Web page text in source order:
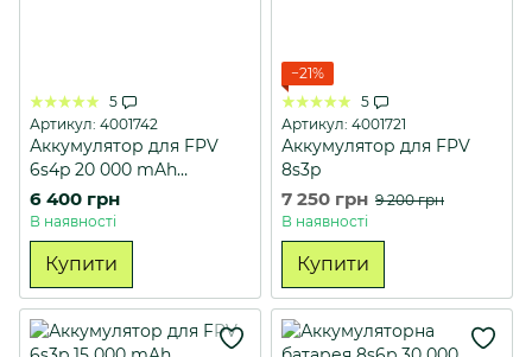
5
Артикул: 4001742
Аккумулятор для FPV
6s4p 20 000 mAh
BattleBorn
6 400 грн
В наявності
Купити
−21%
5
Артикул: 4001721
Аккумулятор для FPV
8s3p
7 250 грн 9 200 грн
В наявності
Купити